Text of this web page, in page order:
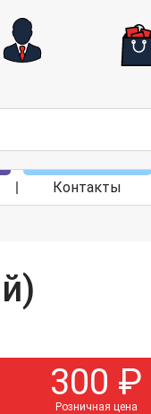
Контакты
300 ₽
Розничная цена